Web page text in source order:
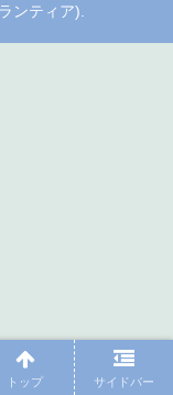
ンティア).
トップ サイドバー